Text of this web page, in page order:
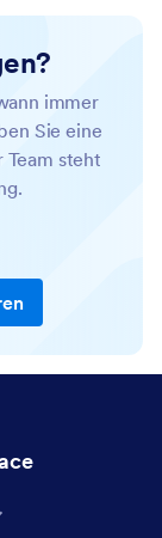
immer
Sie eine
Team steht